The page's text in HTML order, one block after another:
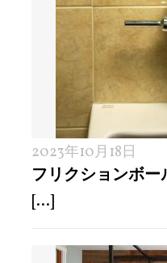
2023年10月18日
フリクションボ
[...]